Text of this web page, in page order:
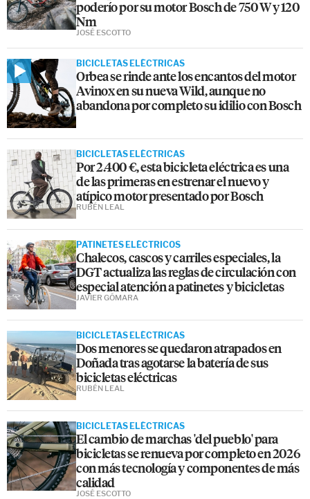
poderío por su motor Bosch de 750 W y 120
Nm
JOSÉ ESCOTTO
BICICLETAS ELÉCTRICAS
Orbea se rinde ante los encantos del motor
Avinox en su nueva Wild, aunque no
abandona por completo su idilio con Bosch
BICICLETAS ELÉCTRICAS
Por 2.400 €, esta bicicleta eléctrica es una
de las primeras en estrenar el nuevo y
atípico motor presentado por Bosch
RUBÉN LEAL
PATINETES ELÉCTRICOS
Chalecos, cascos y carriles especiales, la
DGT actualiza las reglas de circulación con
especial atención a patinetes y bicicletas
JAVIER GÓMARA
BICICLETAS ELÉCTRICAS
Dos menores se quedaron atrapados en
Doñada tras agotarse la batería de sus
bicicletas eléctricas
RUBÉN LEAL
BICICLETAS ELÉCTRICAS
El cambio de marchas 'del pueblo' para
bicicletas se renueva por completo en 2026
con más tecnología y componentes de más
calidad
JOSÉ ESCOTTO